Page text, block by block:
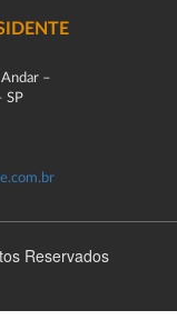
–
SP
Reservados